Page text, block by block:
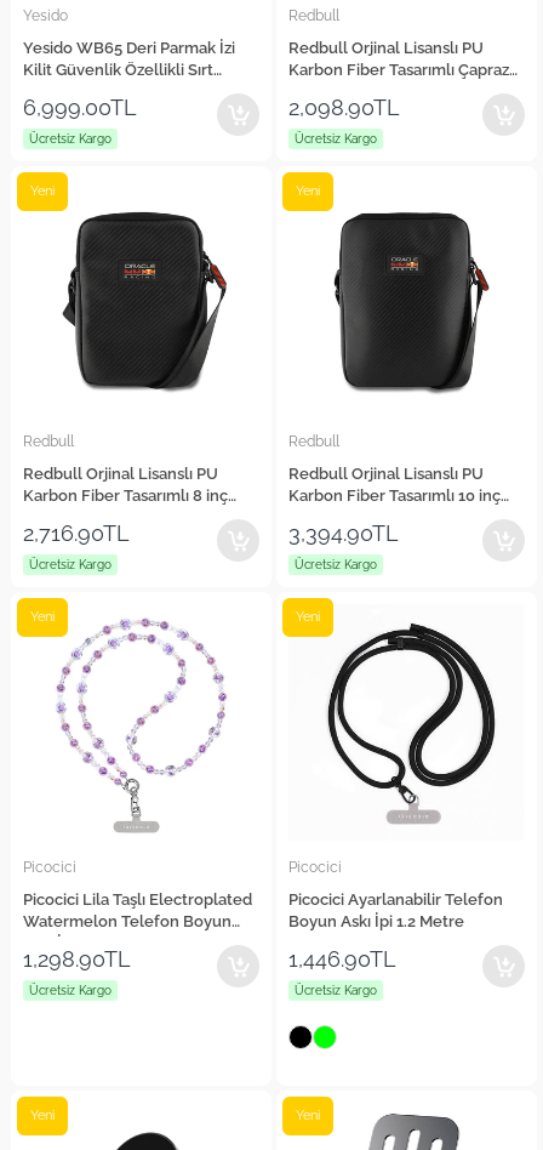
Yesido
Yesido WB65 Deri Parmak İzi
Kilit Güvenlik Özellikli Sırt
6,999.00TL
Ücretsiz Kargo
Redbull
Redbull Orjinal Lisanslı PU
Karbon Fiber Tasarımlı Çapraz
2,098.90TL
Ücretsiz Kargo
Redbull
Redbull Orjinal Lisanslı PU
Karbon Fiber Tasarımlı 8 inç
Yeni
2,716.90TL
Ücretsiz Kargo
Redbull
Redbull Orjinal Lisanslı PU
Karbon Fiber Tasarımlı 10 inç
Yeni
3,394.90TL
Ücretsiz Kargo
Picocici
Picocici Lila Taşlı Electroplated
Watermelon Telefon Boyun
Yeni
1,298.90TL
Ücretsiz Kargo
Picocici
Picocici Ayarlanabilir Telefon
Boyun Askı İpi 1.2 Metre
Yeni
1,446.90TL
Ücretsiz Kargo
Yeni Yeni